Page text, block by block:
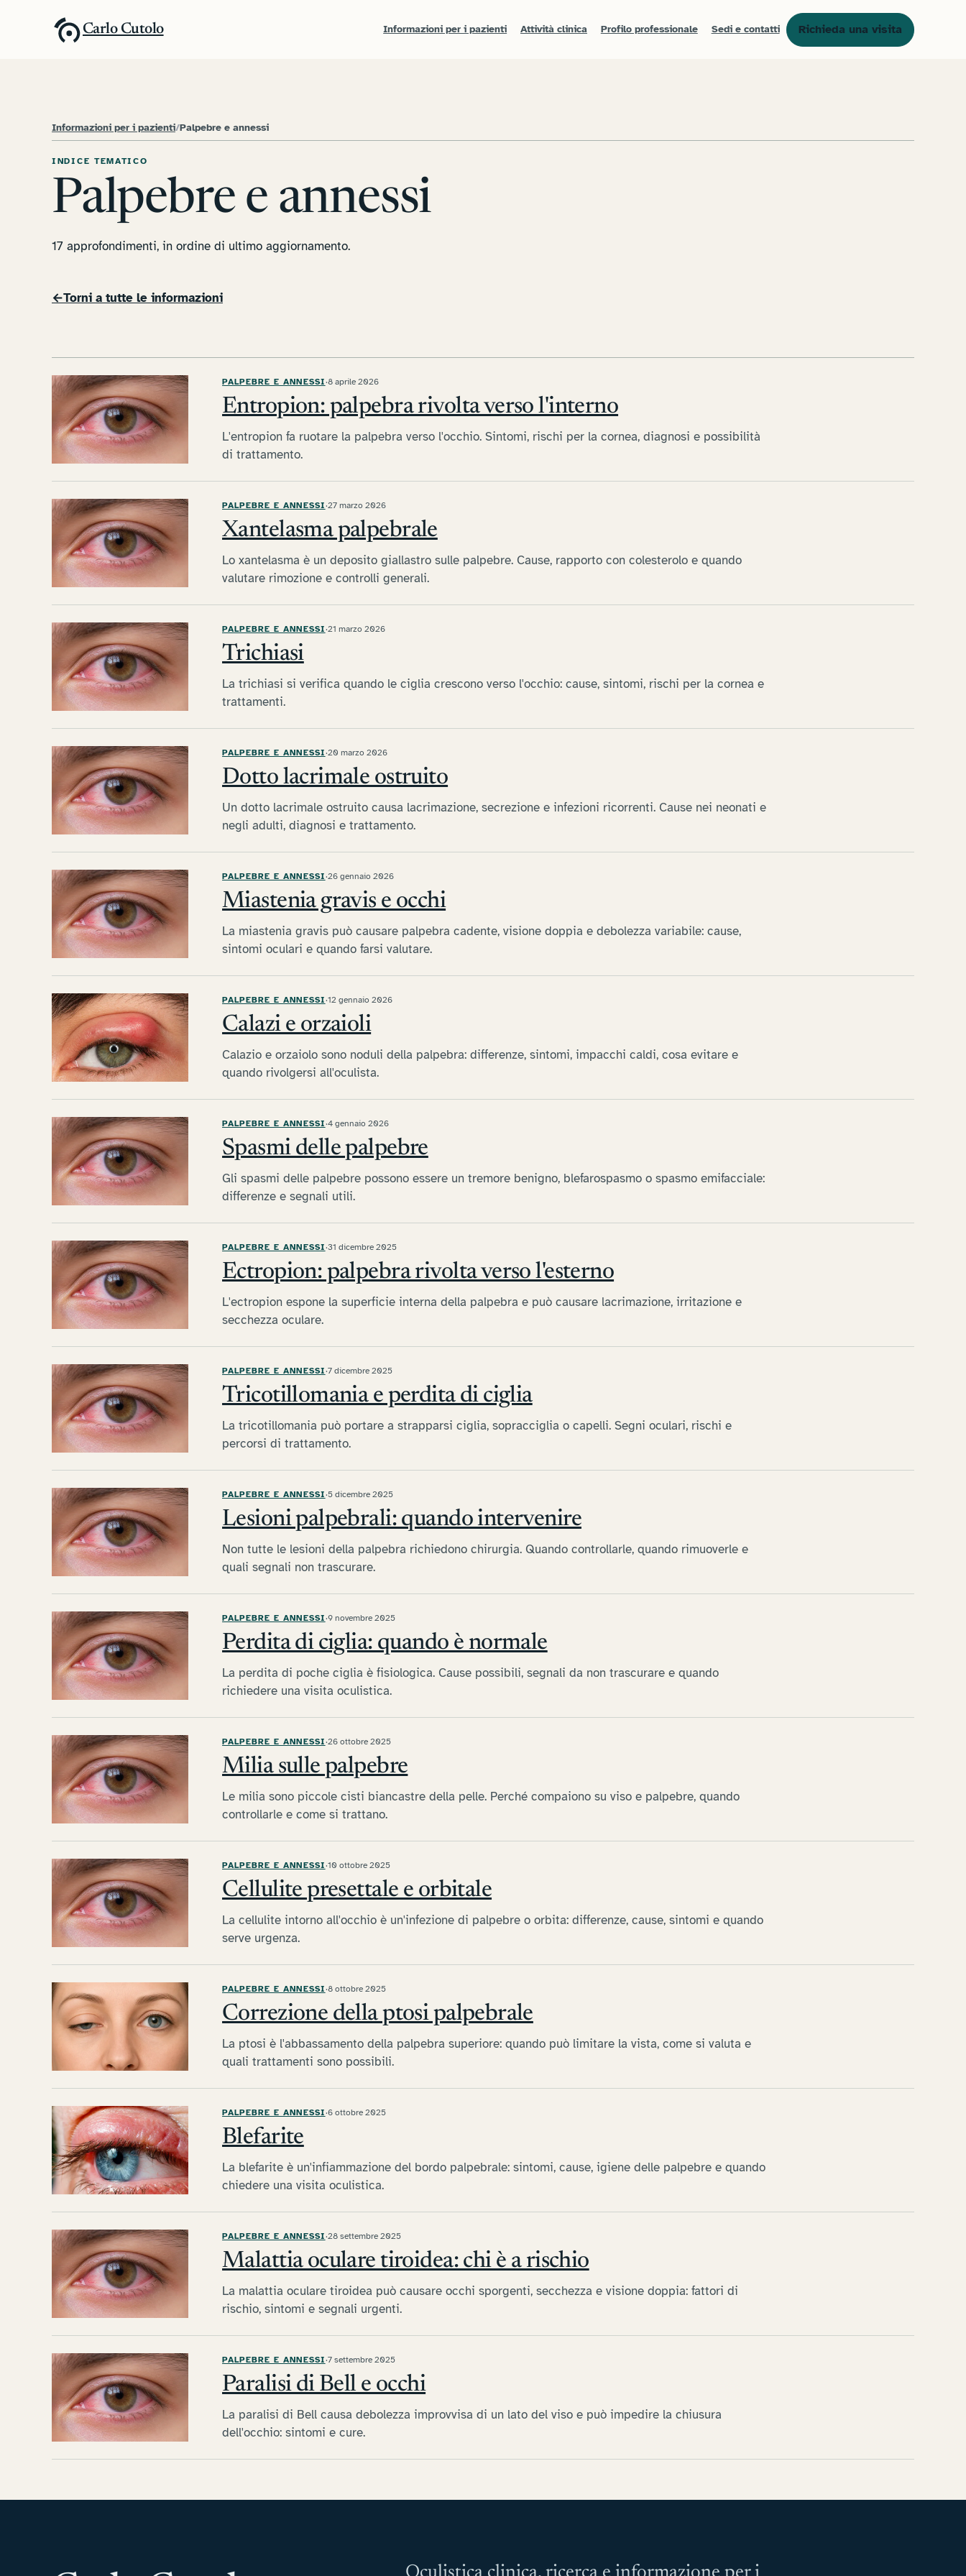
Carlo Cutolo Informazioni per i pazienti Attività clinica Profilo professionale Sedi e contatti Richieda una visita
Informazioni per i pazienti/Palpebre e annessi
INDICE TEMATICO
Palpebre e annessi
17 approfondimenti, in ordine di ultimo aggiornamento.
←Torni a tutte le informazioni
PALPEBRE E ANNESSI·8 aprile 2026
Entropion: palpebra rivolta verso l'interno
L'entropion fa ruotare la palpebra verso l'occhio. Sintomi, rischi per la cornea, diagnosi e possibilità
di trattamento.
PALPEBRE E ANNESSI·27 marzo 2026
Xantelasma palpebrale
Lo xantelasma è un deposito giallastro sulle palpebre. Cause, rapporto con colesterolo e quando
valutare rimozione e controlli generali.
PALPEBRE E ANNESSI·21 marzo 2026
Trichiasi
La trichiasi si verifica quando le ciglia crescono verso l'occhio: cause, sintomi, rischi per la cornea e
trattamenti.
PALPEBRE E ANNESSI·20 marzo 2026
Dotto lacrimale ostruito
Un dotto lacrimale ostruito causa lacrimazione, secrezione e infezioni ricorrenti. Cause nei neonati e
negli adulti, diagnosi e trattamento.
PALPEBRE E ANNESSI·26 gennaio 2026
Miastenia gravis e occhi
La miastenia gravis può causare palpebra cadente, visione doppia e debolezza variabile: cause,
sintomi oculari e quando farsi valutare.
PALPEBRE E ANNESSI·12 gennaio 2026
Calazi e orzaioli
Calazio e orzaiolo sono noduli della palpebra: differenze, sintomi, impacchi caldi, cosa evitare e
quando rivolgersi all'oculista.
PALPEBRE E ANNESSI·4 gennaio 2026
Spasmi delle palpebre
Gli spasmi delle palpebre possono essere un tremore benigno, blefarospasmo o spasmo emifacciale:
differenze e segnali utili.
PALPEBRE E ANNESSI·31 dicembre 2025
Ectropion: palpebra rivolta verso l'esterno
L'ectropion espone la superficie interna della palpebra e può causare lacrimazione, irritazione e
secchezza oculare.
PALPEBRE E ANNESSI·7 dicembre 2025
Tricotillomania e perdita di ciglia
La tricotillomania può portare a strapparsi ciglia, sopracciglia o capelli. Segni oculari, rischi e
percorsi di trattamento.
PALPEBRE E ANNESSI·5 dicembre 2025
Lesioni palpebrali: quando intervenire
Non tutte le lesioni della palpebra richiedono chirurgia. Quando controllarle, quando rimuoverle e
quali segnali non trascurare.
PALPEBRE E ANNESSI·9 novembre 2025
Perdita di ciglia: quando è normale
La perdita di poche ciglia è fisiologica. Cause possibili, segnali da non trascurare e quando
richiedere una visita oculistica.
PALPEBRE E ANNESSI·26 ottobre 2025
Milia sulle palpebre
Le milia sono piccole cisti biancastre della pelle. Perché compaiono su viso e palpebre, quando
controllarle e come si trattano.
PALPEBRE E ANNESSI·10 ottobre 2025
Cellulite presettale e orbitale
La cellulite intorno all'occhio è un'infezione di palpebre o orbita: differenze, cause, sintomi e quando
serve urgenza.
PALPEBRE E ANNESSI·8 ottobre 2025
Correzione della ptosi palpebrale
La ptosi è l'abbassamento della palpebra superiore: quando può limitare la vista, come si valuta e
quali trattamenti sono possibili.
PALPEBRE E ANNESSI·6 ottobre 2025
Blefarite
La blefarite è un'infiammazione del bordo palpebrale: sintomi, cause, igiene delle palpebre e quando
chiedere una visita oculistica.
PALPEBRE E ANNESSI·28 settembre 2025
Malattia oculare tiroidea: chi è a rischio
La malattia oculare tiroidea può causare occhi sporgenti, secchezza e visione doppia: fattori di
rischio, sintomi e segnali urgenti.
PALPEBRE E ANNESSI·7 settembre 2025
Paralisi di Bell e occhi
La paralisi di Bell causa debolezza improvvisa di un lato del viso e può impedire la chiusura
dell'occhio: sintomi e cure.